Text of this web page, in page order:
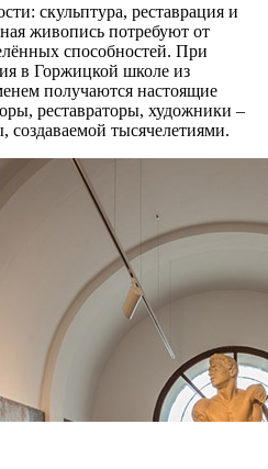
скульптура, реставрация и
живопись потребуют от
способностей. При
в Горжицкой школе из
получаются настоящие
реставраторы, художники –
создаваемой тысячелетиями.